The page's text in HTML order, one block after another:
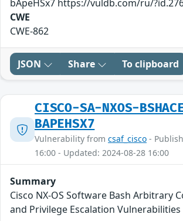
bApeHSx7 https://vuldb.com/ru/
CWE
CWE-862
JSON Share To clipboard
CISCO-SA-NXOS-
BAPEHSX7
Vulnerability from csaf_cisco -
16:00 - Updated: 2024-08-28 16:00
Summary
Cisco NX-OS Software Bash Arbitrary
and Privilege Escalation Vulnerabilities